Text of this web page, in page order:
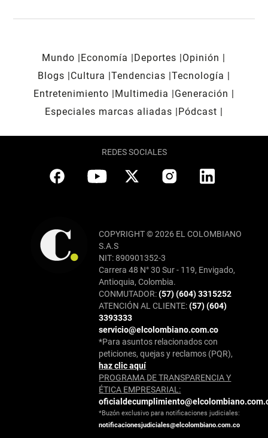
Mundo Economía Deportes
Opinión
Blogs
Cultura Tendencias Tecnología
Entretenimiento
Multimedia
Generación
Especiales marcas aliadas
Pódcast
REDES SOCIALES
COPYRIGHT © 2026 EL COLOMBIANO
S.A.S
NIT: 890901352-3
Carrera 48 N° 30 Sur - 119, Envigado,
Antioquia, Colombia.
CONMUTADOR:(57) (604) 3315252
ATENCIÓN AL CLIENTE:(57) (604)
3393333
servicio@elcolombiano.com.co
*Para asuntos relacionados con
peticiones, quejas y reclamos (PQR),
haz clic aquí
PROGRAMA DE TRANSPARENCIA Y
ÉTICA EMPRESARIAL:
*Buzón exclusivo para notificaciones judiciales:
notificacionesjudiciales@elcolombiano.com.co